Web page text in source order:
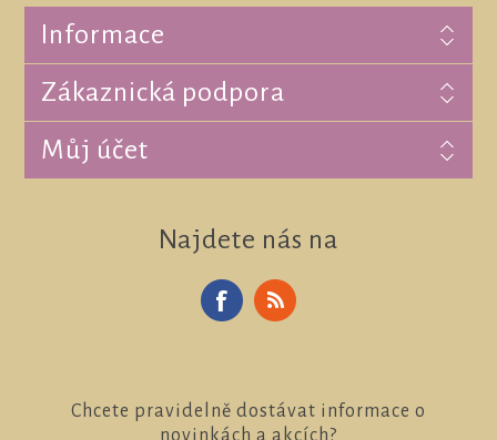
Informace
Zákaznická podpora
Můj účet
Najdete nás na
Chcete pravidelně dostávat informace o
novinkách a akcích?